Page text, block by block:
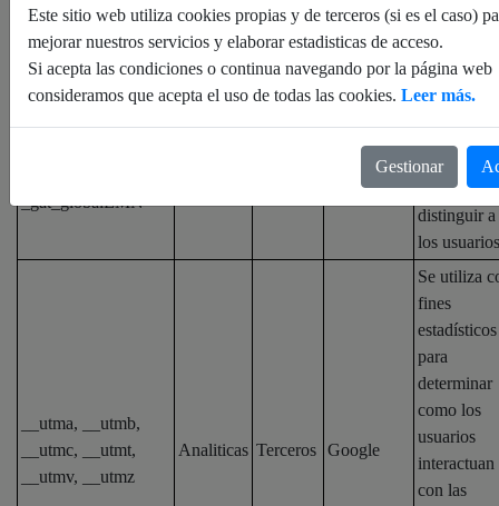
Nombre
Propia /
terceros
Proveedor
_gat_globalEMN
Google
estadísticos
para
distinguir a
los usuarios
__utma, __utmb,
__utmc, __utmt,
__utmv, __utmz
Analiticas Terceros Google
Se utiliza
fines
estadísticos
para
determinar
como los
usuarios
interactuan
con las
Este sitio web utiliza cookies propias y de terceros (si es el caso)
mejorar nuestros servicios y elaborar estadisticas de acceso.
Si acepta las condiciones o continua navegando por la página web
consideramos que acepta el uso de todas las cookies. Leer más.
Gestionar